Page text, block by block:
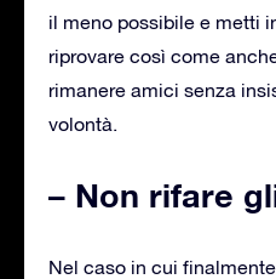
il meno possibile e metti
riprovare così come
rimanere amici senza
volontà.
– Non rifare
Nel caso in cui